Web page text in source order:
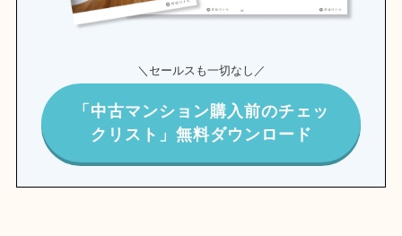
＼セールスも一切なし／
「中古マンション購入前のチェッ
クリスト」無料ダウンロード